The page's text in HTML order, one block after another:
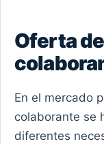
Oferta
En el mercado
colaborante se
diferentes